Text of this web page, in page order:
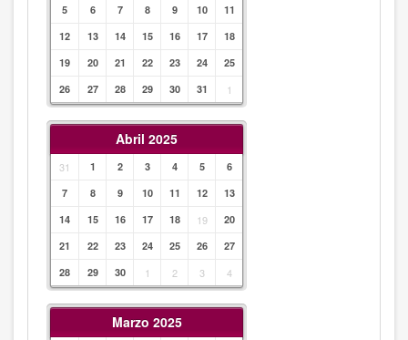
5 6 7 8 9 10
11
12
13 14 15 16 17
18
19
20 21 22 23 24
25
26
27 28 29 30 31 1
Abril 2025
31 1 2 3 4 5
6
7
8 9 10 11 12
13
14
15 16 17 18 19
20
21
22 23 24 25 26
27
28
29 30 1 2 3 4
Marzo 2025